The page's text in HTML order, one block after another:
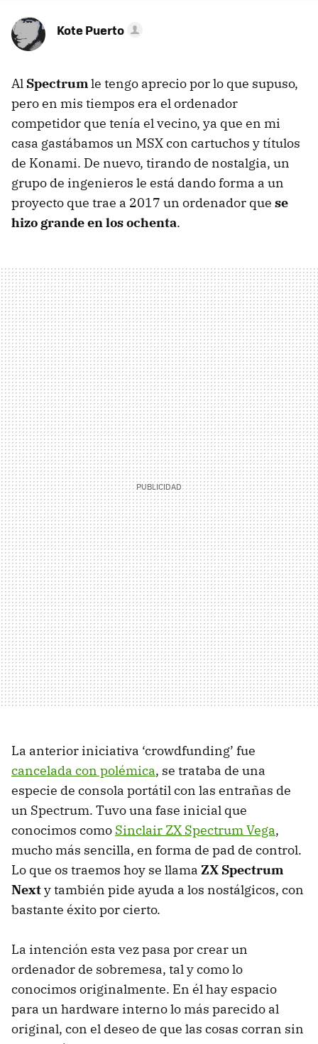
Kote Puerto
Al Spectrumle tengo aprecio por lo que supuso,
pero en mis tiempos era el ordenador
competidor que tenía el vecino, ya que en mi
casa gastábamos un MSX con cartuchos y títulos
de Konami. De nuevo, tirando de nostalgia, un
grupo de ingenieros le está dando forma a un
proyecto que trae a 2017 un ordenador que se
hizo grande en los ochenta.
La anterior iniciativa ‘crowdfunding’ fue
cancelada con polémica, se trataba de una
especie de consola portátil con las entrañas de
un Spectrum. Tuvo una fase inicial que
conocimos como Sinclair ZX Spectrum Vega,
mucho más sencilla, en forma de pad de control.
Lo que os traemos hoy se llama ZX Spectrum
Nexty también pide ayuda a los nostálgicos, con
bastante éxito por cierto.
La intención esta vez pasa por crear un
ordenador de sobremesa, tal y como lo
conocimos originalmente. En él hay espacio
para un hardware interno lo más parecido al
original, con el deseo de que las cosas corran sin